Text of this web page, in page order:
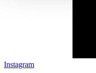
Instagram